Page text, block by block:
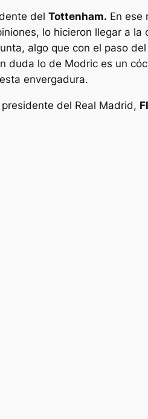
del Tottenham. En ese
lo hicieron llegar a la
algo que con el paso
duda lo de Modric es un
envergadura.
del Real Madrid,